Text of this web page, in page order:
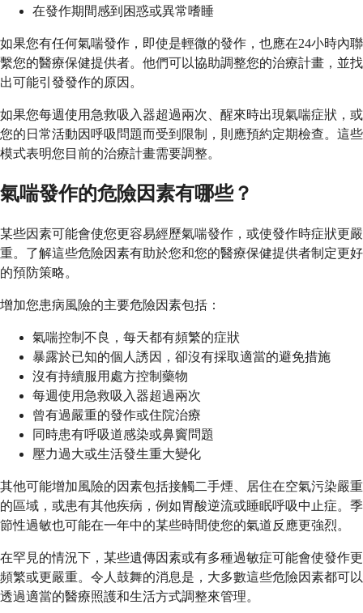
在發作期間感到困惑或異常嗜睡
如果您有任何氣喘發作，即使是輕微的發作，也應在24小時內聯
繫您的醫療保健提供者。他們可以協助調整您的治療計畫，並找
出可能引發發作的原因。
如果您每週使用急救吸入器超過兩次、醒來時出現氣喘症狀，或
您的日常活動因呼吸問題而受到限制，則應預約定期檢查。這些
模式表明您目前的治療計畫需要調整。
氣喘發作的危險因素有哪些？
某些因素可能會使您更容易經歷氣喘發作，或使發作時症狀更嚴
重。了解這些危險因素有助於您和您的醫療保健提供者制定更好
的預防策略。
增加您患病風險的主要危險因素包括：
氣喘控制不良，每天都有頻繁的症狀
暴露於已知的個人誘因，卻沒有採取適當的避免措施
沒有持續服用處方控制藥物
每週使用急救吸入器超過兩次
曾有過嚴重的發作或住院治療
同時患有呼吸道感染或鼻竇問題
壓力過大或生活發生重大變化
其他可能增加風險的因素包括接觸二手煙、居住在空氣污染嚴重
的區域，或患有其他疾病，例如胃酸逆流或睡眠呼吸中止症。季
節性過敏也可能在一年中的某些時間使您的氣道反應更強烈。
在罕見的情況下，某些遺傳因素或有多種過敏症可能會使發作更
頻繁或更嚴重。令人鼓舞的消息是，大多數這些危險因素都可以
透過適當的醫療照護和生活方式調整來管理。